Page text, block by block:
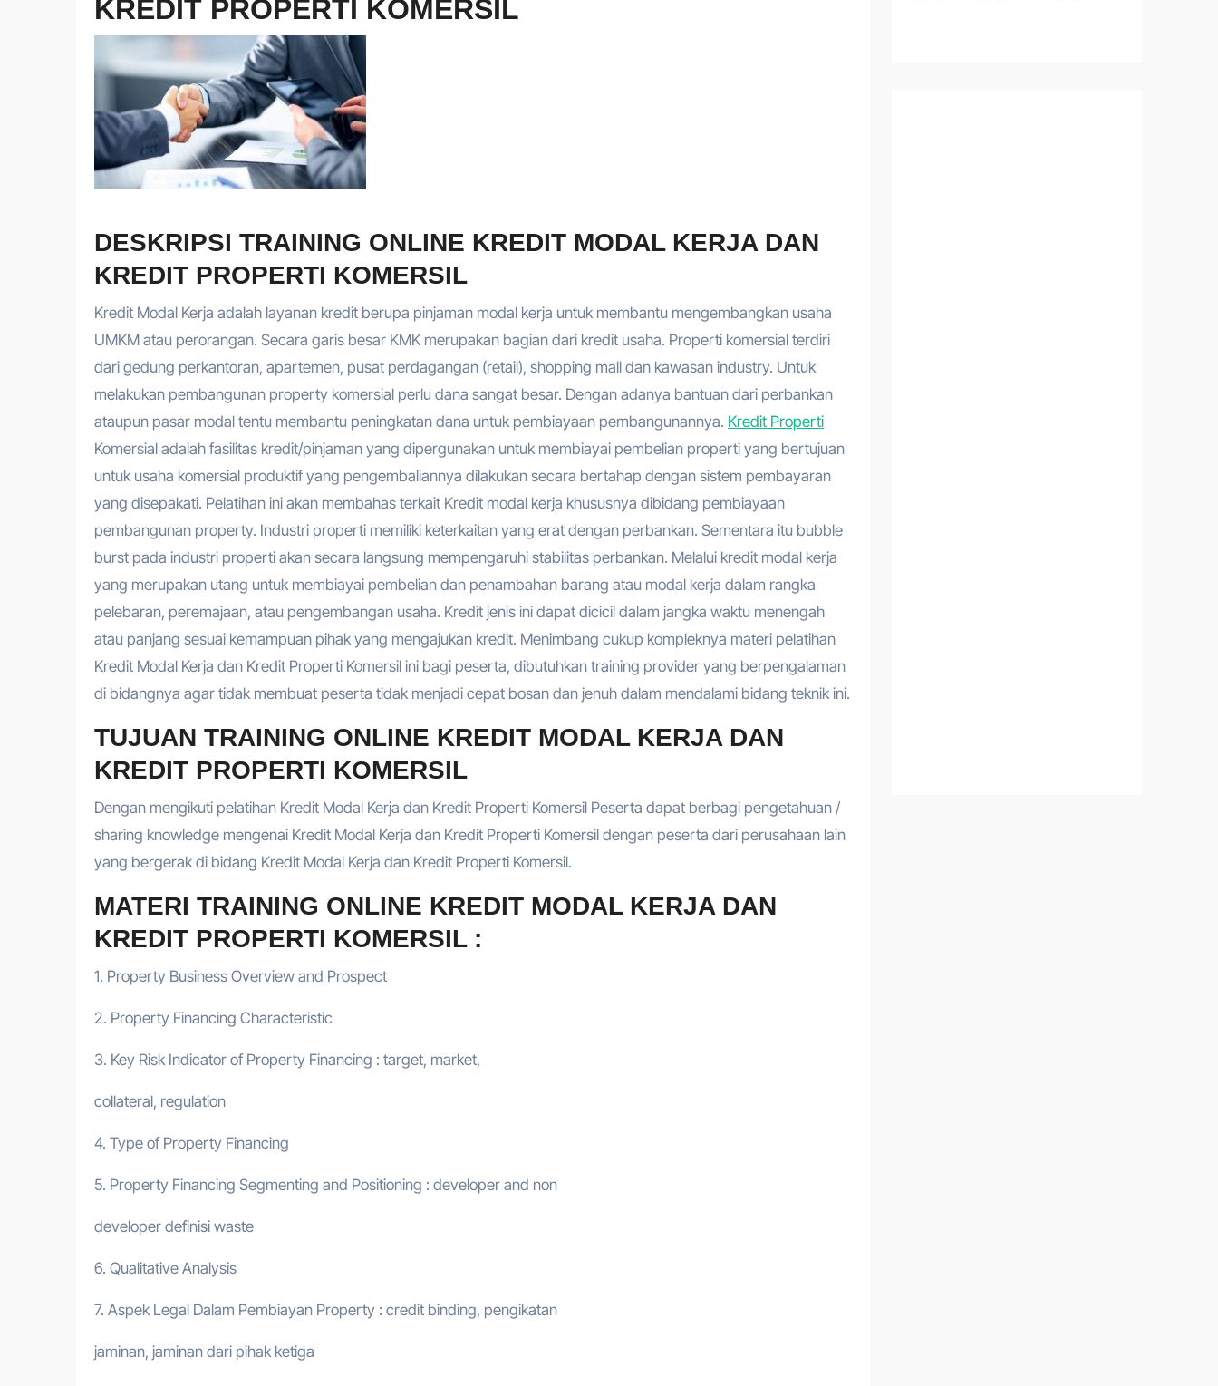
KREDIT PROPERTI KOMERSIL
DESKRIPSI TRAINING ONLINE KREDIT MODAL KERJA DAN
KREDIT PROPERTI KOMERSIL
Kredit Modal Kerja adalah layanan kredit berupa pinjaman modal kerja untuk membantu mengembangkan usaha
UMKM atau perorangan. Secara garis besar KMK merupakan bagian dari kredit usaha. Properti komersial terdiri
dari gedung perkantoran, apartemen, pusat perdagangan (retail), shopping mall dan kawasan industry. Untuk
melakukan pembangunan property komersial perlu dana sangat besar. Dengan adanya bantuan dari perbankan
ataupun pasar modal tentu membantu peningkatan dana untuk pembiayaan pembangunannya. Kredit Properti
Komersial adalah fasilitas kredit/pinjaman yang dipergunakan untuk membiayai pembelian properti yang bertujuan
untuk usaha komersial produktif yang pengembaliannya dilakukan secara bertahap dengan sistem pembayaran
yang disepakati. Pelatihan ini akan membahas terkait Kredit modal kerja khususnya dibidang pembiayaan
pembangunan property. Industri properti memiliki keterkaitan yang erat dengan perbankan. Sementara itu bubble
burst pada industri properti akan secara langsung mempengaruhi stabilitas perbankan. Melalui kredit modal kerja
yang merupakan utang untuk membiayai pembelian dan penambahan barang atau modal kerja dalam rangka
pelebaran, peremajaan, atau pengembangan usaha. Kredit jenis ini dapat dicicil dalam jangka waktu menengah
atau panjang sesuai kemampuan pihak yang mengajukan kredit. Menimbang cukup kompleknya materi pelatihan
Kredit Modal Kerja dan Kredit Properti Komersil ini bagi peserta, dibutuhkan training provider yang berpengalaman
di bidangnya agar tidak membuat peserta tidak menjadi cepat bosan dan jenuh dalam mendalami bidang teknik ini.
TUJUAN TRAINING ONLINE KREDIT MODAL KERJA DAN
KREDIT PROPERTI KOMERSIL
Dengan mengikuti pelatihan Kredit Modal Kerja dan Kredit Properti Komersil Peserta dapat berbagi pengetahuan /
sharing knowledge mengenai Kredit Modal Kerja dan Kredit Properti Komersil dengan peserta dari perusahaan lain
yang bergerak di bidang Kredit Modal Kerja dan Kredit Properti Komersil.
MATERI TRAINING ONLINE KREDIT MODAL KERJA DAN
KREDIT PROPERTI KOMERSIL :
1. Property Business Overview and Prospect
2. Property Financing Characteristic
3. Key Risk Indicator of Property Financing : target, market,
collateral, regulation
4. Type of Property Financing
5. Property Financing Segmenting and Positioning : developer and non
developer definisi waste
6. Qualitative Analysis
7. Aspek Legal Dalam Pembiayan Property : credit binding, pengikatan
jaminan, jaminan dari pihak ketiga